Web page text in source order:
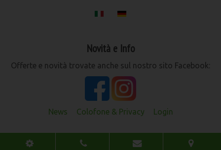
Novità e Info
Offerte e novità trovate anche sul nostro sito Facebook:
News Colofone & Privacy Login